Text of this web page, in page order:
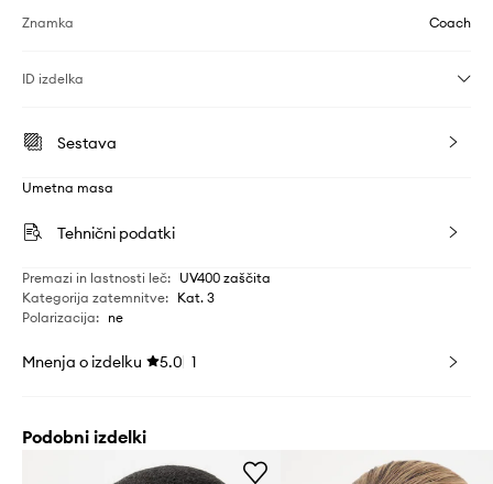
Znamka Coach
ID izdelka
Sestava
Umetna masa
Tehnični podatki
Premazi in lastnosti leč: UV400 zaščita
Kategorija zatemnitve: Kat. 3
Polarizacija: ne
Mnenja o izdelku 5.0 1
Podobni izdelki